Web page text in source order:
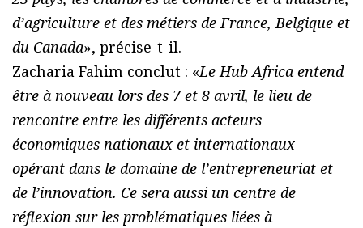
d’agriculture et des métiers de France, Belgique et
du Canada», précise-t-il.
Zacharia Fahim conclut : «Le Hub Africa entend
être à nouveau lors des 7 et 8 avril, le lieu de
rencontre entre les différents acteurs
économiques nationaux et internationaux
opérant dans le domaine de l’entrepreneuriat et
de l’innovation. Ce sera aussi un centre de
réflexion sur les problématiques liées à